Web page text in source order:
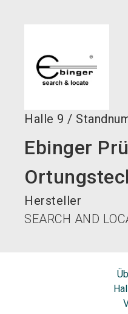
Halle 9 /
Ebinger
Hersteller
SEARCH AND